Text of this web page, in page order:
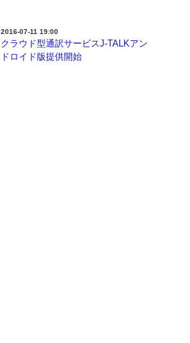
2016-07-11 19:00
クラウド型通訳サービスJ-TALKアン
ドロイド版提供開始